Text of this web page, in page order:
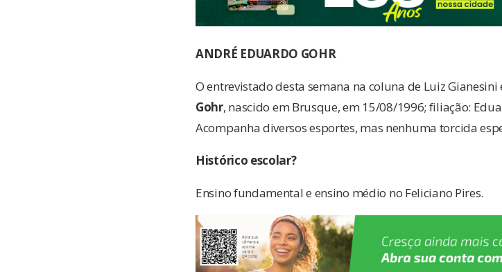
ANDRÉ EDUARDO GOHR
O entrevistado desta semana na coluna de Luiz
Gohr, nascido em Brusque, em 15/08/1996; filiação:
Acompanha diversos esportes, mas nenhuma torcida
Histórico escolar?
Ensino fundamental e ensino médio no Feliciano Pires.